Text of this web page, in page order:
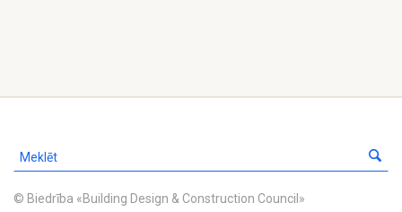
© Biedrība «Building Design & Construction Council»